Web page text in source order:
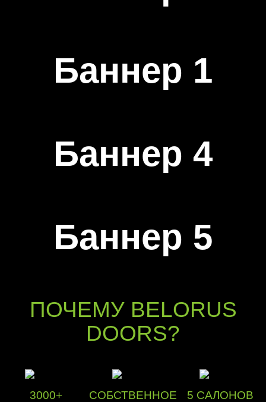
Баннер 1
Баннер 4
Баннер 5
ПОЧЕМУ BELORUS
DOORS?
3000+
СОБСТВЕННОЕ
5 САЛОНОВ